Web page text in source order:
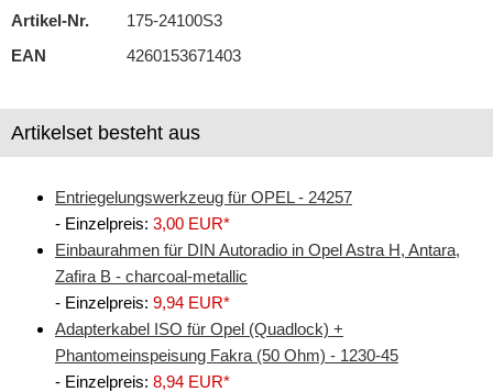
DAB+
Entstörmaterial
Fahrzeughalter
Fernbedienungen
Freischaltmodule
Freisprechadapter
Artikel-Nr.
175-24100S3
EAN
4260153671403
Artikelset besteht aus
Entriegelungswerkzeug für OPEL - 24257
- Einzelpreis: 3,00 EUR*
Einbaurahmen für DIN Autoradio in Opel Astra H, Antara,
Zafira B - charcoal-metallic
- Einzelpreis: 9,94 EUR*
Adapterkabel ISO für Opel (Quadlock) +
Phantomeinspeisung Fakra (50 Ohm) - 1230-45
- Einzelpreis: 8,94 EUR*